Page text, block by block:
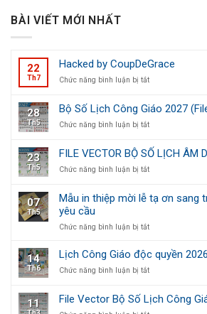
BÀI VIẾT MỚI NHẤT
22
Th7
Hacked by CoupDeGrace
Chức năng bình luận bị tắtở
CoupDeGrace
28
Th5
Bộ Số Lịch Công Giáo 2027
Chức năng bình luận bị tắtở
Số
Lịch
Công
(File
23
Th5
FILE VECTOR BỘ SỐ LỊCH ÂM
Chức năng bình luận bị tắtở
BỘ
LỊCH
DƯƠNG
2028
07
Th5
Mẫu in thiệp mời lễ tạ ơn sang
yêu cầu
Chức năng bình luận bị tắtở
thiệp
mời
tạ
ơn
14
Th6
Lịch Công Giáo độc quyền 2026
Chức năng bình luận bị tắtở
Giáo
11 File Vector Bộ Số Lịch Công